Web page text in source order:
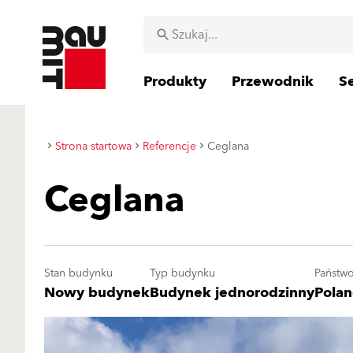
Produkty Przewodnik
Strona startowa Referencje Ceglana
Ceglana
Stan budynku
Nowy budynek
Typ budynku
Budynek jednorodzinny